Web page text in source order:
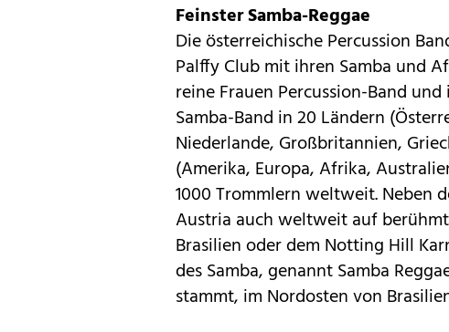
Feinster Samba-Reggae
Die österreichische Percussion
Palffy Club mit ihren Samba und
reine Frauen Percussion-Band
Samba-Band in 20 Ländern
Niederlande, Großbritannien,
(Amerika, Europa, Afrika,
1000 Trommlern weltweit. Neben
Austria auch weltweit auf
Brasilien oder dem Notting Hill
des Samba, genannt Samba
stammt, im Nordosten von